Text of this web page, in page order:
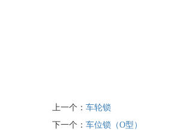
上一个： 车轮锁
下一个： 车位锁（O型）